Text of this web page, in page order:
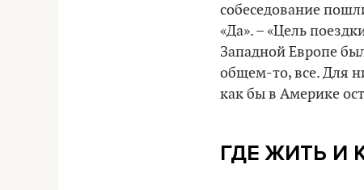
собеседование
«Да». – «Цель
Западной Европе
общем-то, все. Для
как бы в Америке
ГДЕ ЖИТЬ И